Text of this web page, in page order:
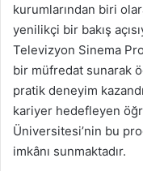
kurumlarından biri
yenilikçi bir bakış
Televizyon Sinema
bir müfredat sunarak
pratik deneyim
kariyer hedefleyen
Üniversitesi’nin bu
imkânı sunmaktadır.